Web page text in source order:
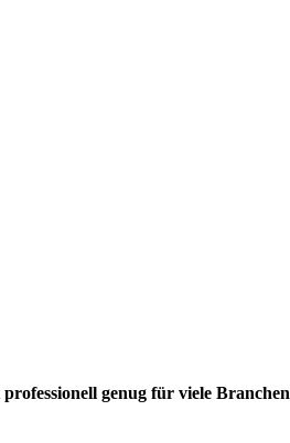
genug für viele Branchen